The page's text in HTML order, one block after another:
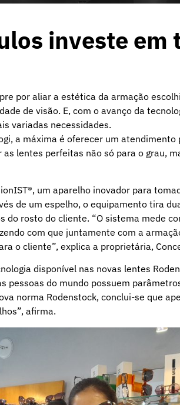
investe em
por aliar a estética da armação
de visão. E, com o avanço da
variadas necessidades.
a máxima é oferecer um
lentes perfeitas não só para o grau,
um aparelho inovador para
de um espelho, o equipamento tira
do rosto do cliente. “O sistema mede
com que juntamente com a
o cliente”, explica a proprietária,
disponível nas novas lentes
pessoas do mundo possuem
norma Rodenstock, conclui-se que
afirma.